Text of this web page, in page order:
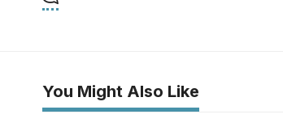
You Might Also Like